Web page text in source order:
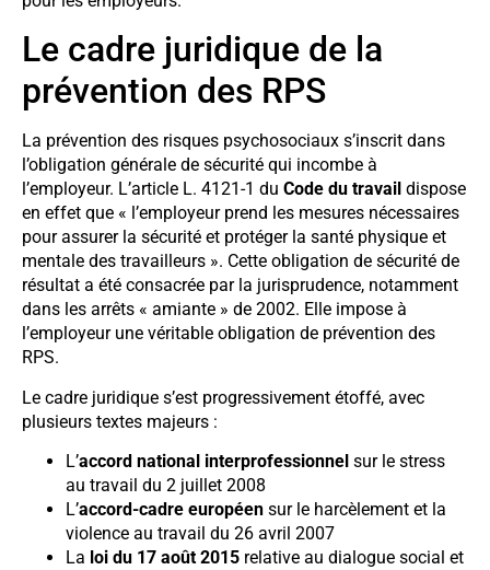
Le cadre juridique de la
prévention des RPS
La prévention des risques psychosociaux s’inscrit dans
l’obligation générale de sécurité qui incombe à
l’employeur. L’article L. 4121-1 du Code du travail dispose
en effet que « l’employeur prend les mesures nécessaires
pour assurer la sécurité et protéger la santé physique et
mentale des travailleurs ». Cette obligation de sécurité de
résultat a été consacrée par la jurisprudence, notamment
dans les arrêts « amiante » de 2002. Elle impose à
l’employeur une véritable obligation de prévention des
RPS.
Le cadre juridique s’est progressivement étoffé, avec
plusieurs textes majeurs :
L’accord national interprofessionnel sur le stress
au travail du 2 juillet 2008
L’accord-cadre européen sur le harcèlement et la
violence au travail du 26 avril 2007
La loi du 17 août 2015 relative au dialogue social et